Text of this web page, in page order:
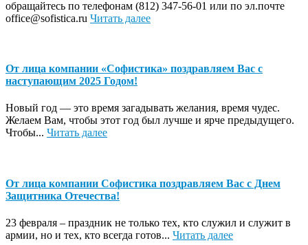
обращайтесь по телефонам (812) 347-56-01 или по эл.почте
office@sofistica.ru Читать далее
От лица компании «Софистика» поздравляем Вас с
наступающим 2025 Годом!
Новый год — это время загадывать желания, время чудес.
Желаем Вам, чтобы этот год был лучше и ярче предыдущего.
Чтобы... Читать далее
От лица компании Софистика поздравляем Вас с Днем
Защитника Отечества!
23 февраля – праздник не только тех, кто служил и служит в
армии, но и тех, кто всегда готов... Читать далее